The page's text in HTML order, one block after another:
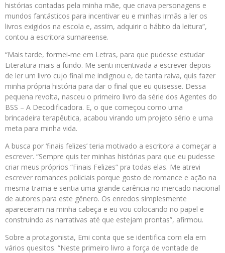
histórias contadas pela minha mãe, que criava personagens e
mundos fantásticos para incentivar eu e minhas irmãs a ler os
livros exigidos na escola e, assim, adquirir o hábito da leitura”,
contou a escritora sumareense.
“Mais tarde, formei-me em Letras, para que pudesse estudar
Literatura mais a fundo. Me senti incentivada a escrever depois
de ler um livro cujo final me indignou e, de tanta raiva, quis fazer
minha própria história para dar o final que eu quisesse. Dessa
pequena revolta, nasceu o primeiro livro da série dos Agentes do
BSS – A Decodificadora. E, o que começou como uma
brincadeira terapêutica, acabou virando um projeto sério e uma
meta para minha vida.
A busca por ‘finais felizes’ teria motivado a escritora a começar a
escrever. “Sempre quis ter minhas histórias para que eu pudesse
criar meus próprios “Finais Felizes” pra todas elas. Me atrevi
escrever romances policiais porque gosto de romance e ação na
mesma trama e sentia uma grande carência no mercado nacional
de autores para este gênero. Os enredos simplesmente
apareceram na minha cabeça e eu vou colocando no papel e
construindo as narrativas até que estejam prontas”, afirmou.
Sobre a protagonista, Emi conta que se identifica com ela em
vários quesitos. “Neste primeiro livro a força de vontade de